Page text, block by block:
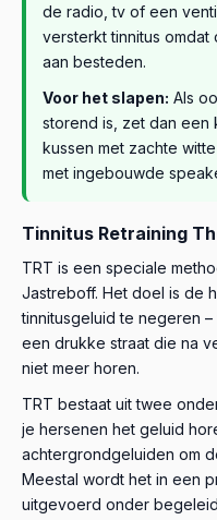
de radio, tv of een
versterkt tinnitus
aan besteden.
Voor het slapen: Als
storend is, zet dan een
kussen met zachte
met ingebouwde
Tinnitus Retraining
TRT is een speciale
Jastreboff. Het doel is de
tinnitusgeluid te negeren
een drukke straat die na
niet meer horen.
TRT bestaat uit twee
je hersenen het geluid
achtergrondgeluiden om
Meestal wordt het in een
uitgevoerd onder